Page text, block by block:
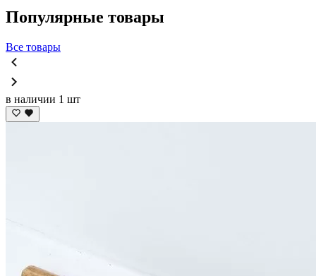
Популярные товары
Все товары
в наличии 1 шт